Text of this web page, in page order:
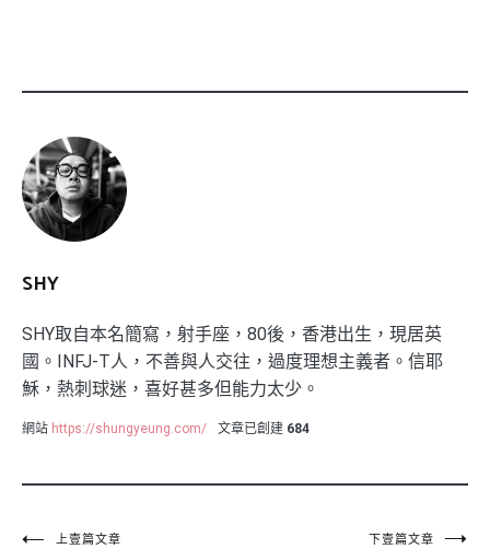
SHY
SHY取自本名簡寫，射手座，80後，香港出生，現居英
國。INFJ-T人，不善與人交往，過度理想主義者。信耶
穌，熱刺球迷，喜好甚多但能力太少。
網站 https://shungyeung.com/ 文章已創建 684
上壹篇文章 下壹篇文章